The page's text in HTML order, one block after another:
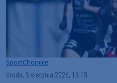
SportChojnice
środa, 5 sierpnia 2026, 19:15